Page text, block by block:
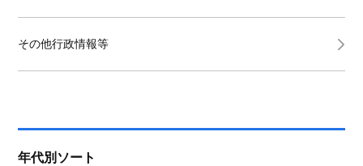
その他行政情報等
年代別ソート